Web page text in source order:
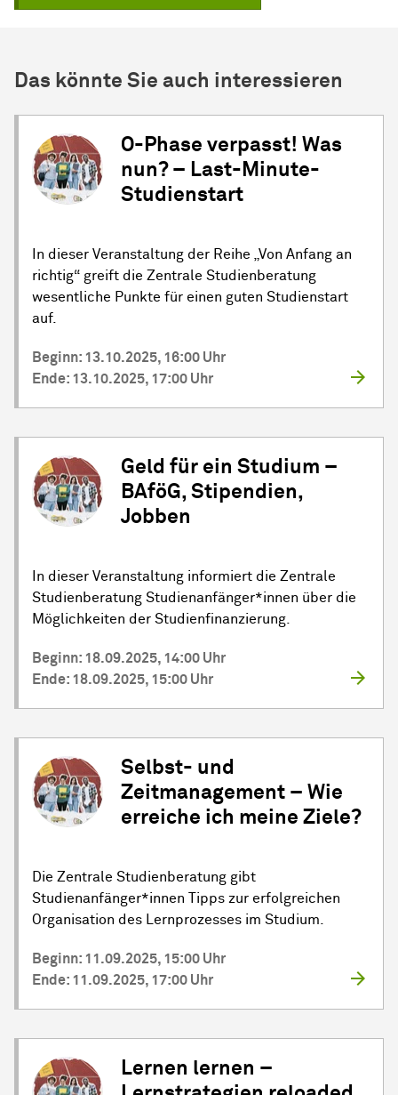
Das könnte Sie auch interessieren
O-Phase verpasst! Was
nun? – Last-Minute-
Studienstart
In dieser Veranstaltung der Reihe „Von Anfang an
richtig“ greift die Zentrale Studienberatung
wesentliche Punkte für einen guten Studienstart
auf.
Beginn: 13.10.2025, 16:00 Uhr
Ende: 13.10.2025, 17:00 Uhr
Geld für ein Studium –
BAföG, Stipendien,
Jobben
In dieser Veranstaltung informiert die Zentrale
Studienberatung Studienanfänger*innen über die
Möglichkeiten der Studienfinanzierung.
Beginn: 18.09.2025, 14:00 Uhr
Ende: 18.09.2025, 15:00 Uhr
Selbst- und
Zeitmanagement – Wie
erreiche ich meine Ziele?
Die Zentrale Studienberatung gibt
Studienanfänger*innen Tipps zur erfolgreichen
Organisation des Lernprozesses im Studium.
Beginn: 11.09.2025, 15:00 Uhr
Ende: 11.09.2025, 17:00 Uhr
Lernen lernen –